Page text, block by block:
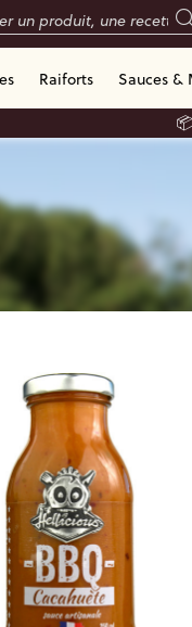
Raiforts Sauces &